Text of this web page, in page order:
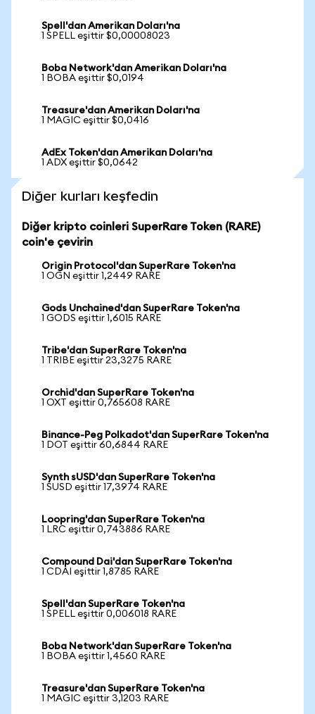
Spell'dan Amerikan Doları'na
1 SPELL eşittir $0,00008023
Boba Network'dan Amerikan Doları'na
1 BOBA eşittir $0,0194
Treasure'dan Amerikan Doları'na
1 MAGIC eşittir $0,0416
AdEx Token'dan Amerikan Doları'na
1 ADX eşittir $0,0642
Diğer kurları keşfedin
Diğer kripto coinleri SuperRare Token (RARE)
coin'e çevirin
Origin Protocol'dan SuperRare Token'na
1 OGN eşittir 1,2449 RARE
Gods Unchained'dan SuperRare Token'na
1 GODS eşittir 1,6015 RARE
Tribe'dan SuperRare Token'na
1 TRIBE eşittir 23,3275 RARE
Orchid'dan SuperRare Token'na
1 OXT eşittir 0,765608 RARE
Binance-Peg Polkadot'dan SuperRare Token'na
1 DOT eşittir 60,6844 RARE
Synth sUSD'dan SuperRare Token'na
1 SUSD eşittir 17,3974 RARE
Loopring'dan SuperRare Token'na
1 LRC eşittir 0,743886 RARE
Compound Dai'dan SuperRare Token'na
1 CDAI eşittir 1,8785 RARE
Spell'dan SuperRare Token'na
1 SPELL eşittir 0,006018 RARE
Boba Network'dan SuperRare Token'na
1 BOBA eşittir 1,4560 RARE
Treasure'dan SuperRare Token'na
1 MAGIC eşittir 3,1203 RARE